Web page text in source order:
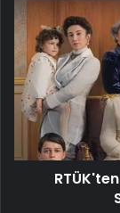
RTÜK'ten
"Şakir
Paşa
Ailesi:
Mucizeler
ve
Skandallar"
dizisi
kararı